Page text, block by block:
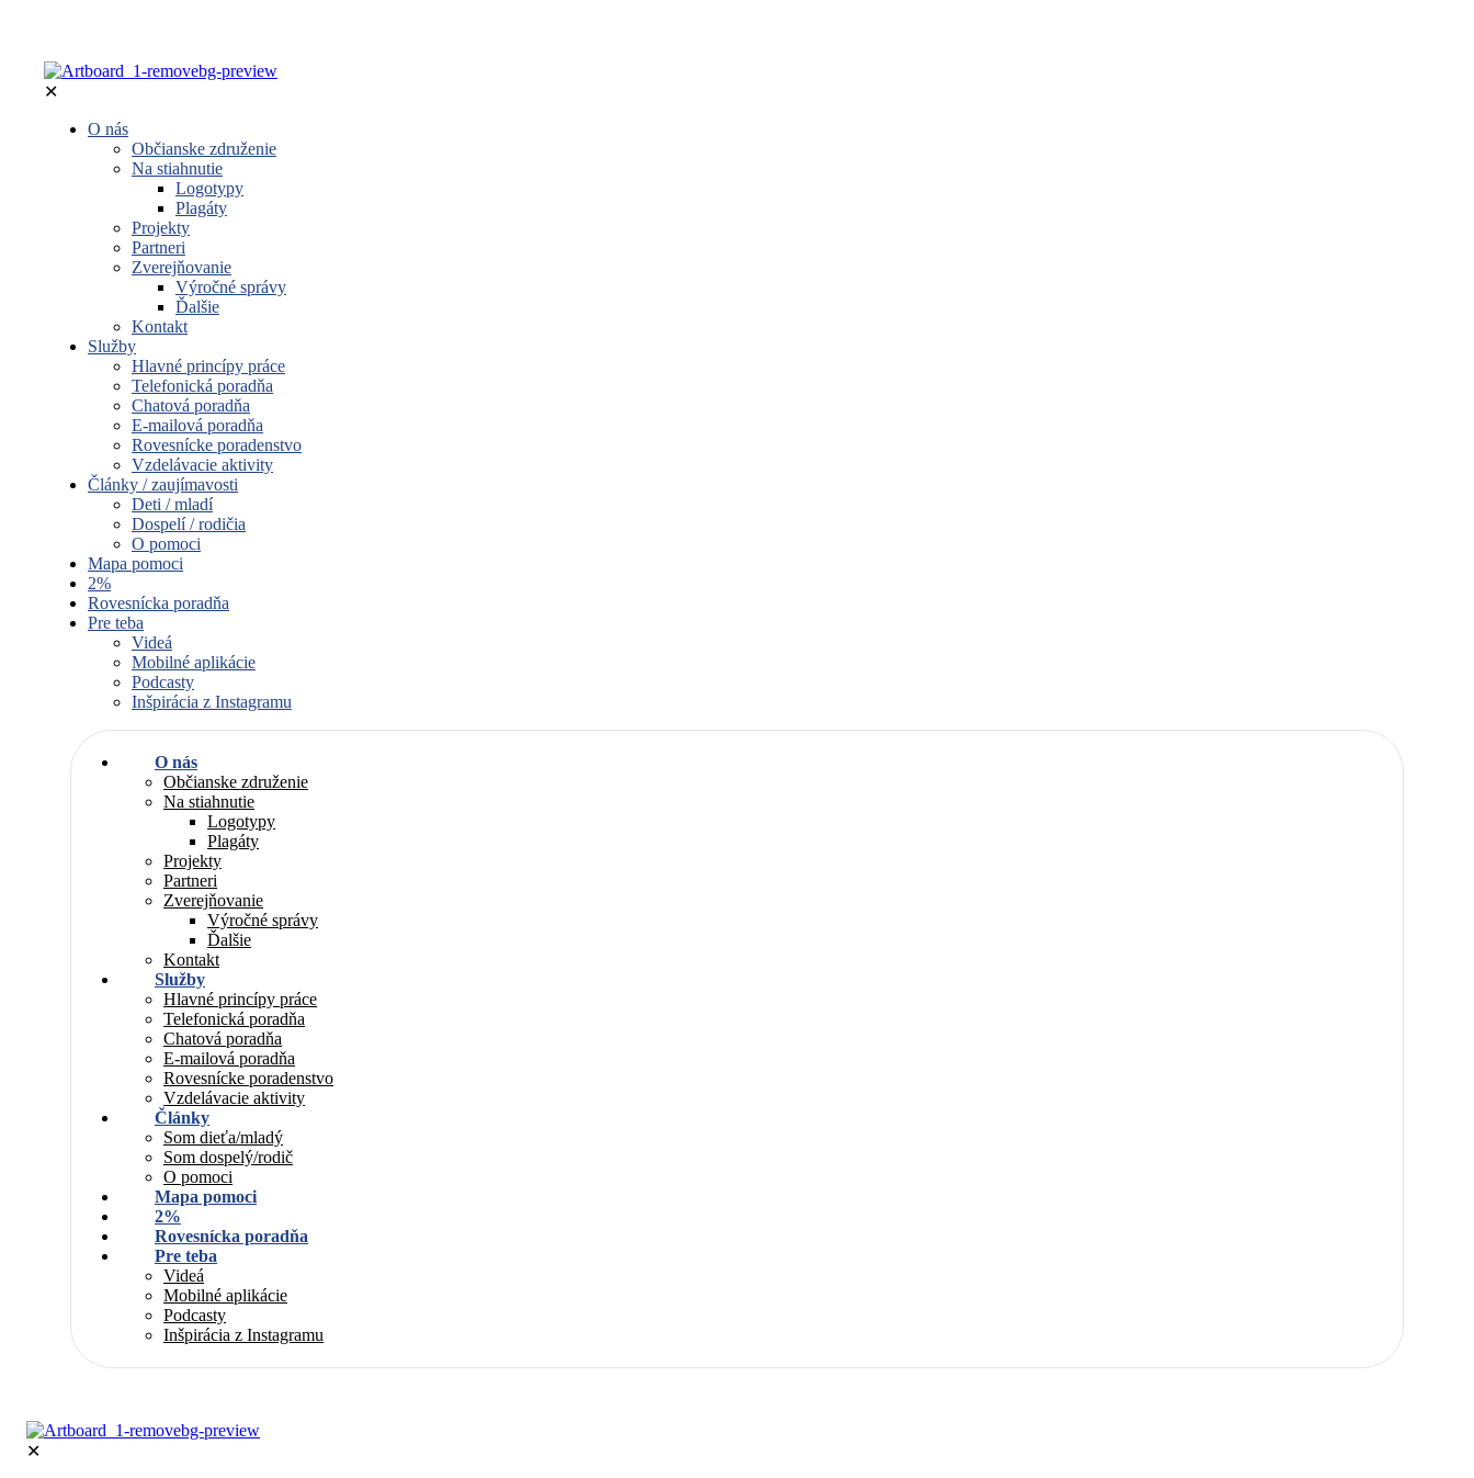
✕
O nás
Občianske združenie
Na stiahnutie
Logotypy
Plagáty
Projekty
Partneri
Zverejňovanie
Výročné správy
Ďalšie
Kontakt
Služby
Hlavné princípy práce
Telefonická poradňa
Chatová poradňa
E-mailová poradňa
Rovesnícke poradenstvo
Vzdelávacie aktivity
Články / zaujímavosti
Deti / mladí
Dospelí / rodičia
O pomoci
Mapa pomoci
2%
Rovesnícka poradňa
Pre teba
Videá
Mobilné aplikácie
Podcasty
Inšpirácia z Instagramu
O nás
Občianske združenie
Na stiahnutie
Logotypy
Plagáty
Projekty
Partneri
Zverejňovanie
Výročné správy
Ďalšie
Kontakt
Služby
Hlavné princípy práce
Telefonická poradňa
Chatová poradňa
E-mailová poradňa
Rovesnícke poradenstvo
Vzdelávacie aktivity
Články
Som dieťa/mladý
Som dospelý/rodič
O pomoci
Mapa pomoci
2%
Rovesnícka poradňa
Pre teba
Videá
Mobilné aplikácie
Podcasty
Inšpirácia z Instagramu
✕